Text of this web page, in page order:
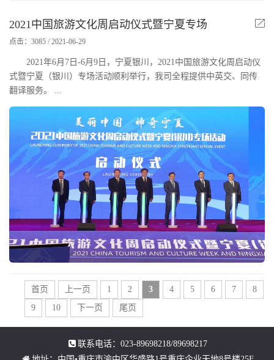
2021中国旅游文化周启动仪式暨宁夏专场
点击：3085 / 2021-06-29
2021年6月7日-6月9日，宁夏银川，2021中国旅游文化周启动仪
式暨宁夏（银川）专场活动顺利举行，我司全程提供中英交、同传
翻译服务。 ...
首页 上一页 1 2 3 4 5 6 7
8
9
10 下一页 尾页
联系电话：023-89698218/89698217